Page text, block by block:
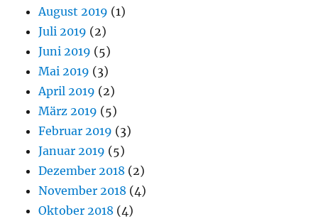
August 2019 (1)
Juli 2019 (2)
Juni 2019 (5)
Mai 2019 (3)
April 2019 (2)
März 2019 (5)
Februar 2019 (3)
Januar 2019 (5)
Dezember 2018 (2)
November 2018 (4)
Oktober 2018 (4)